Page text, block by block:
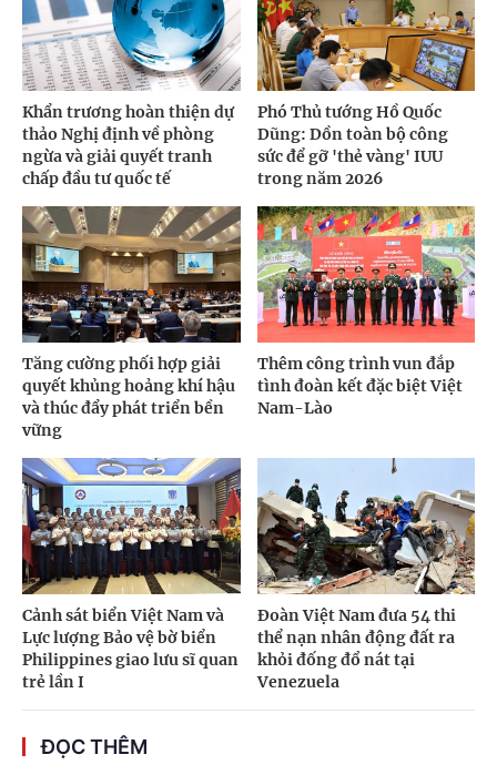
Khẩn trương hoàn thiện dự
thảo Nghị định về phòng
ngừa và giải quyết tranh
chấp đầu tư quốc tế
Phó Thủ tướng Hồ Quốc
Dũng: Dồn toàn bộ công
sức để gỡ 'thẻ vàng' IUU
trong năm 2026
Tăng cường phối hợp giải
quyết khủng hoảng khí hậu
và thúc đẩy phát triển bền
vững
Thêm công trình vun đắp
tình đoàn kết đặc biệt Việt
Nam-Lào
Cảnh sát biển Việt Nam và
Lực lượng Bảo vệ bờ biển
Philippines giao lưu sĩ quan
trẻ lần I
Đoàn Việt Nam đưa 54 thi
thể nạn nhân động đất ra
khỏi đống đổ nát tại
Venezuela
ĐỌC THÊM